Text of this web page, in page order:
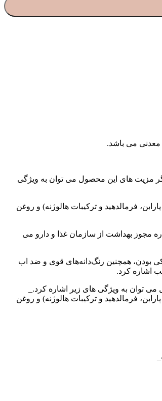
معدنی می باشد.
مزیت های این محصول می توان به ویژگی
فرمالدهید و ترکیبات هالوژنه) و روغن
مجوز بهداشت از سازمان غذا و دارو می
بودن، همچنین رنگ‌دانه‌های قوی و ضد اب
اشاره کرد.
توان به ویژگی های زیر اشاره کرد._
فرمالدهید و ترکیبات هالوژنه) و روغن